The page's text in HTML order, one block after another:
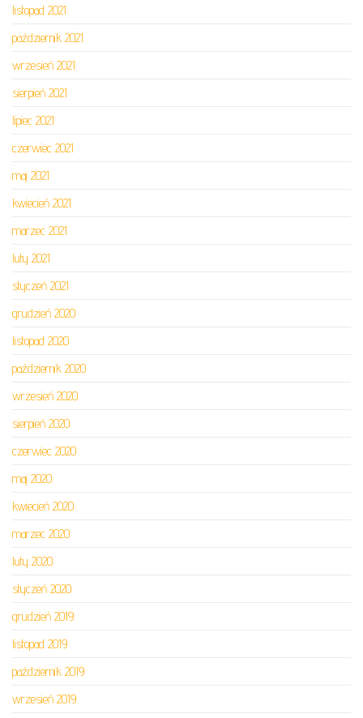
listopad 2021
październik 2021
wrzesień 2021
sierpień 2021
lipiec 2021
czerwiec 2021
maj 2021
kwiecień 2021
marzec 2021
luty 2021
styczeń 2021
grudzień 2020
listopad 2020
październik 2020
wrzesień 2020
sierpień 2020
czerwiec 2020
maj 2020
kwiecień 2020
marzec 2020
luty 2020
styczeń 2020
grudzień 2019
listopad 2019
październik 2019
wrzesień 2019